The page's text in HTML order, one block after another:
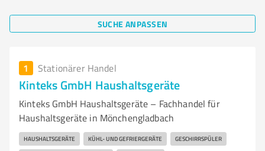
SUCHE ANPASSEN
1 Stationärer Handel
Kinteks GmbH Haushaltsgeräte
Kinteks GmbH Haushaltsgeräte – Fachhandel für
Haushaltsgeräte in Mönchengladbach
HAUSHALTSGERÄTE KÜHL- UND GEFRIERGERÄTE GESCHIRRSPÜLER